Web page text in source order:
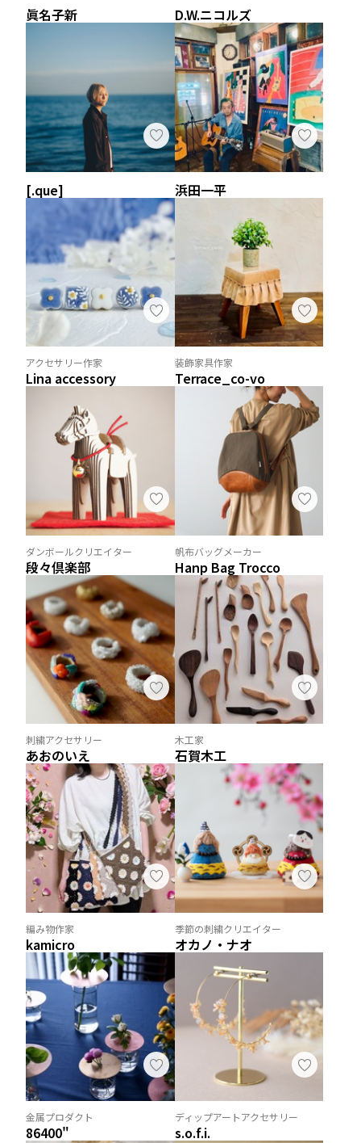
眞名子新 D.W.ニコルズ
[.que] 浜田一平
アクセサリー作家
Lina accessory
装飾家具作家
Terrace_co-vo
ダンボールクリエイター
段々倶楽部
帆布バッグメーカー
Hanp Bag Trocco
刺繍アクセサリー
あおのいえ
木工家
石賀木工
編み物作家
kamicro
季節の刺繍クリエイター
オカノ・ナオ
金属プロダクト
86400"
ディップアートアクセサリー
s.o.f.i.